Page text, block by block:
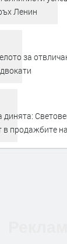
Ленин
за
динята:
в продажбите